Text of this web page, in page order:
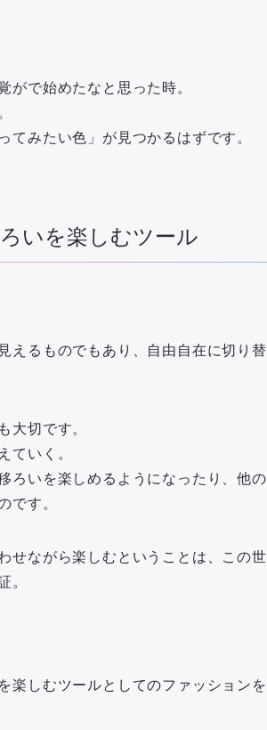
がで始めたなと思った時。
てみたい色」 が見つかるはずです。
いを楽しむツール
えるものでもあり、自由自在に切り替
大切です。
ていく 。
ろいを楽しめるようになったり、他の
です。
せながら楽しむということは、この世
。
楽しむツールとしてのファッション を